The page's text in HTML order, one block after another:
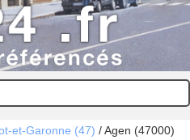
et-Garonne (47) /Agen (47000)